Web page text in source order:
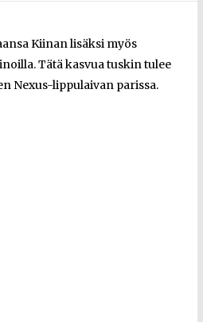
Kiinan lisäksi myös
Tätä kasvua tuskin tulee
Nexus-lippulaivan parissa.